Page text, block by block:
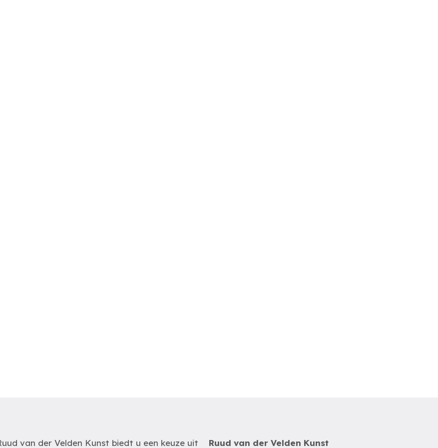
van der Velden Kunst biedt u een keuze uit Ruud van der Velden Kunst